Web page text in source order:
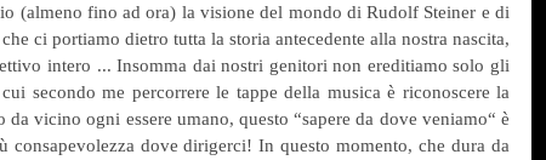
(almeno fino ad ora) la visione del mondo di Rudolf Steiner e di
ci portiamo dietro tutta la storia antecedente alla nostra nascita,
intero ... Insomma dai nostri genitori non ereditiamo solo gli
secondo me percorrere le tappe della musica è riconoscere la
vicino ogni essere umano, questo “sapere da dove veniamo“ è
consapevolezza dove dirigerci! In questo momento, che dura da